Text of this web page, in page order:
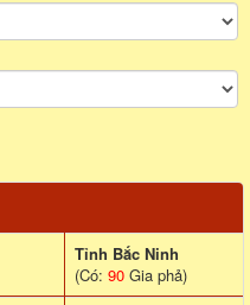
Tỉnh Bắc Ninh
(Có: 90 Gia phả)